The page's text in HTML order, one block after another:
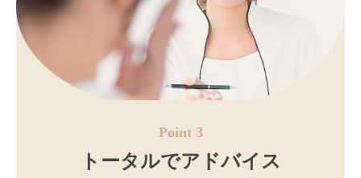
Point 3
トータルでアドバイス